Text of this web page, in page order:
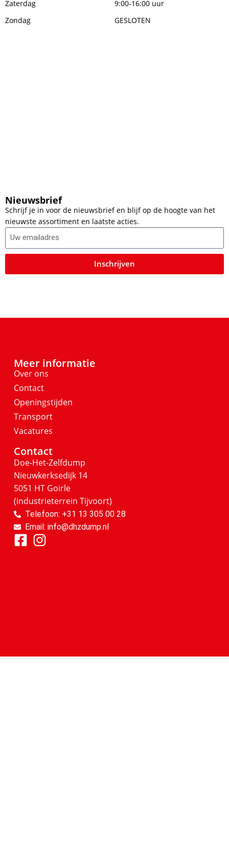
Zaterdag
9:00-16:00 uur
Zondag
GESLOTEN
Nieuwsbrief
Schrijf je in voor de nieuwsbrief en blijf op de hoogte van het
nieuwste assortiment en laatste acties.
Inschrijven
Meer informatie
Over ons
Contact
Openingstijden
Transport
Vacatures
Contact
Doe-Het-Zelfdump
Nieuwkerksedijk 14
5051 HT Goirle
(industrieterrein Tijvoort)
Telefoon: +31 13 305 00 28
Email: info@dhzdump.nl